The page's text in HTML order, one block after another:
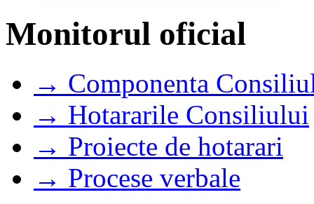
Monitorul oficial
→ Componenta
→ Hotararile Consiliului
→ Proiecte de hotarari
→ Procese verbale